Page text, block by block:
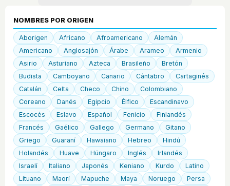
NOMBRES POR ORIGEN
Aborigen Africano Afroamericano
Alemán
Americano
Anglosajón Árabe Arameo
Armenio
Asirio
Asturiano Azteca Brasileño
Bretón
Budista
Camboyano Canario Cántabro
Cartaginés
Catalán
Celta Checo Chino
Colombiano
Coreano
Danés Egipcio Élfico
Escandinavo
Escocés
Eslavo Español Fenicio
Finlandés
Francés
Gaélico Gallego Germano
Gitano
Griego
Guaraní Hawaiano Hebreo
Hindú
Holandés
Huave Húngaro Inglés
Irlandés
Israelí
Italiano Japonés Keniano Kurdo
Latino
Lituano
Maorí Mapuche Maya Noruego
Persa